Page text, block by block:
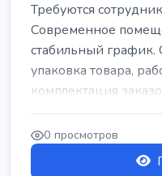
Требуются
Современное
стабильный график.
упаковка товара,
комплектация
0 просмотров